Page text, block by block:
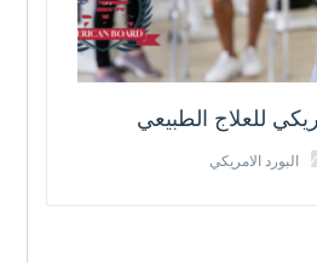
للعلاج الطبيعي
البورد الامريكي